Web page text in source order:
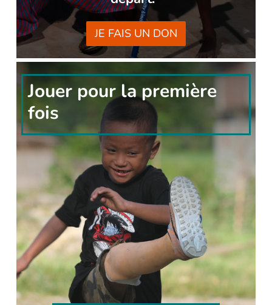
JE FAIS UN DON
Jouer pour la première
fois